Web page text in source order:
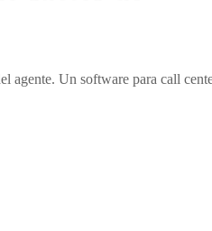
agente. Un software para call